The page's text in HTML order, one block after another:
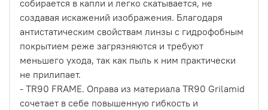
собирается в капли и легко скатывается, не
создавая искажений изображения. Благодаря
антистатическим свойствам линзы с гидрофобным
покрытием реже загрязняются и требуют
меньшего ухода, так как пыль к ним практически
не прилипает.
- TR90 FRAME. Оправа из материала TR90 Grilamid
сочетает в себе повышенную гибкость и